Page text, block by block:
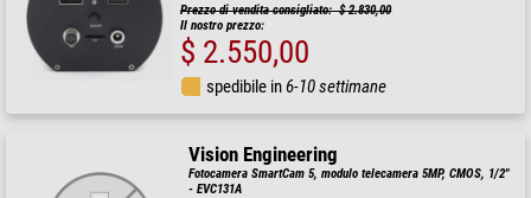
Prezzo di vendita consigliato: $ 2.830,00
Il nostro prezzo:
$ 2.550,00
spedibile in6-10 settimane
Vision Engineering
Fotocamera SmartCam 5, modulo telecamera 5MP, CMOS, 1/2"
- EVC131A